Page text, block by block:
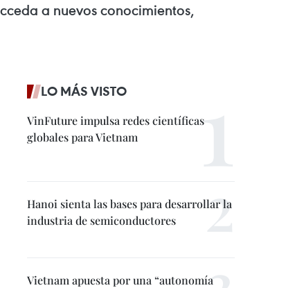
a nuevos conocimientos,
LO MÁS VISTO
VinFuture impulsa redes científicas
globales para Vietnam
Hanoi sienta las bases para desarrollar la
industria de semiconductores
Vietnam apuesta por una “autonomía